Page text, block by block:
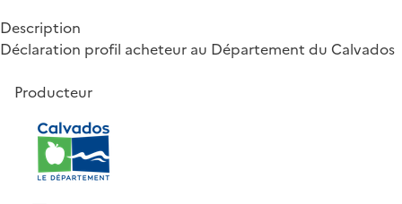
Description
Déclaration profil acheteur au Département du Calvados
Producteur